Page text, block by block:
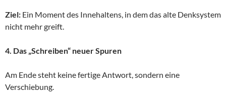
Ziel: Ein Moment des Innehaltens, in dem das alte Denksystem
nicht mehr greift.
4. Das „Schreiben“ neuer Spuren
Am Ende steht keine fertige Antwort, sondern eine
Verschiebung.